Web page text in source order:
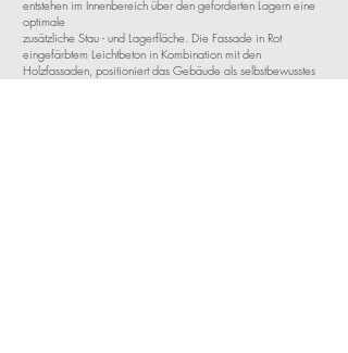
entstehen im Innenbereich über den geforderten Lagern eine
optimale
zusätzliche Stau - und Lagerfläche. Die Fassade in Rot
eingefärbtem Leichtbeton in Kombination mit den
Holzfassaden, positioniert das Gebäude als selbstbewusstes